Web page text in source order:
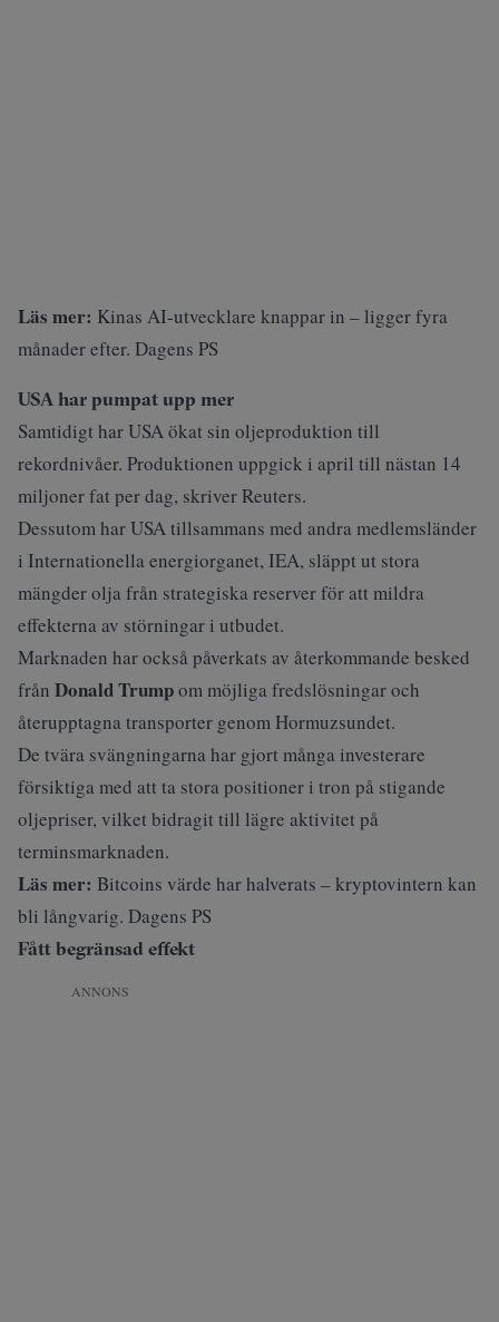
Läs mer: Kinas AI-utvecklare knappar in – ligger fyra
månader efter. Dagens PS
USA har pumpat upp mer
Samtidigt har USA ökat sin oljeproduktion till
rekordnivåer. Produktionen uppgick i april till nästan 14
miljoner fat per dag, skriverReuters.
Dessutom har USA tillsammans med andra medlemsländer
i Internationella energiorganet, IEA, släppt ut stora
mängder olja från strategiska reserver för att mildra
effekterna av störningar i utbudet.
Marknaden har också påverkats av återkommande besked
från Donald Trumpom möjliga fredslösningar och
återupptagna transporter genom Hormuzsundet.
De tvära svängningarna har gjort många investerare
försiktiga med att ta stora positioner i tron på stigande
oljepriser, vilket bidragit till lägre aktivitet på
terminsmarknaden.
Läs mer: Bitcoins värde har halverats – kryptovintern kan
bli långvarig. Dagens PS
Fått begränsad effekt
ANNONS